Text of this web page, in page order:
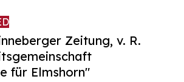
Zeitung, v. R.
für Elmshorn"